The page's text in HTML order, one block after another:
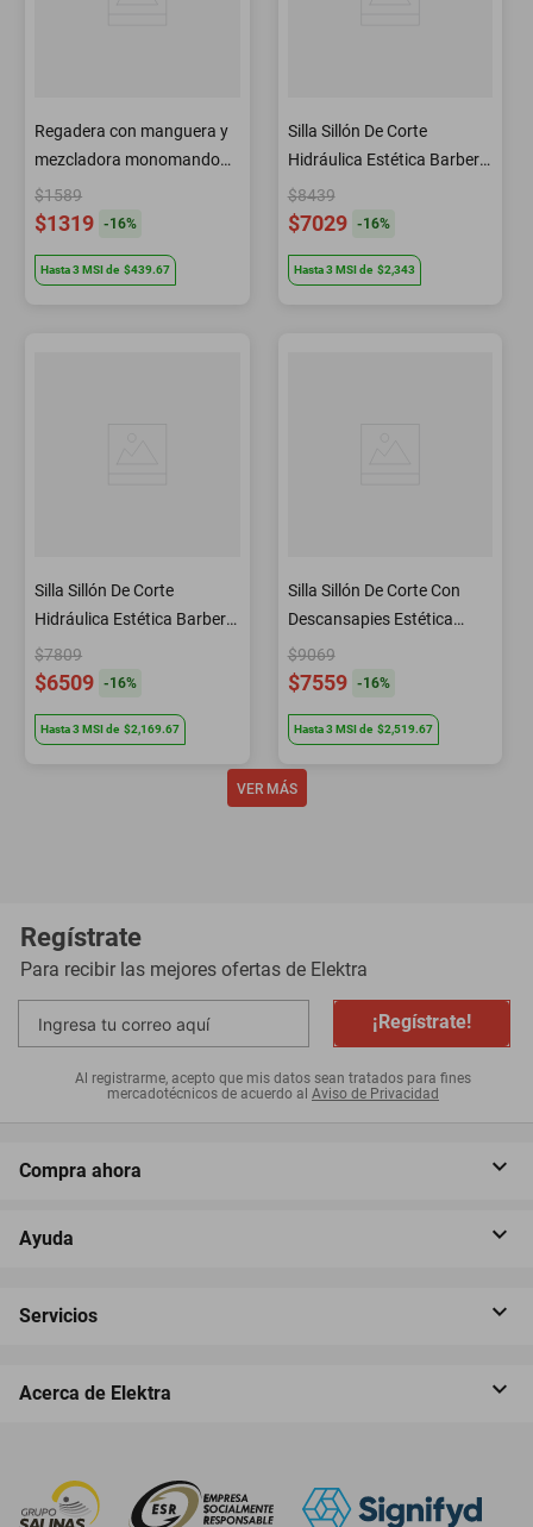
Regadera con manguera y
mezcladora monomando
Dorado Letmex X-601G
$1589
$1319 -16%
Hasta3 MSIde $439.67
Silla Sillón De Corte
Hidráulica Estética Barbería
Peluquería B3135 Letmex
$8439
$7029 -16%
Hasta3 MSIde $2,343
Silla Sillón De Corte
Hidráulica Estética Barbería
Peluquería B106 Letmex
$7809
$6509 -16%
Hasta3 MSIde $2,169.67
Silla Sillón De Corte Con
Descansapies Estética
Barbería B3124 Letmex
$9069
$7559 -16%
Hasta3 MSI de $2,519.67
Regístrate
Para recibir las mejores ofertas de Elektra
¡Regístrate!
Al registrarme, acepto que mis datos sean tratados para fines
mercadotécnicos de acuerdo al Aviso de Privacidad
Compra ahora
Ayuda
Servicios
Acerca de Elektra